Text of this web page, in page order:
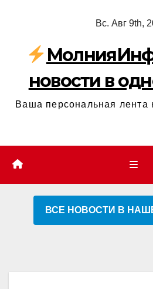
содержимому
Вс. Авг 9th,
новости в
Ваша персональная лента
ВСЕ НОВОСТИ В